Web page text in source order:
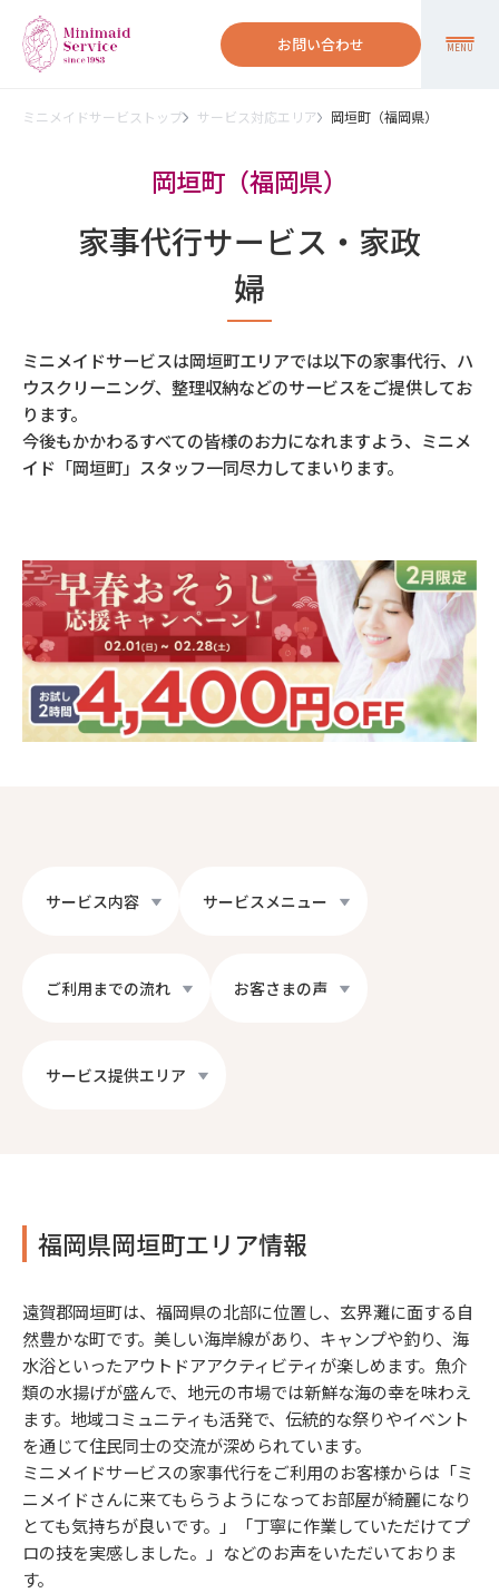
お問い合わせ MENU
ミニメイドサービストップ サービス対応エリア 岡垣町（福岡県）
岡垣町（福岡県）
家事代行サービス・家政
婦
ミニメイドサービスは岡垣町エリアでは以下の家事代行、ハ
ウスクリーニング、整理収納などのサービスをご提供してお
ります。
今後もかかわるすべての皆様のお力になれますよう、ミニメ
イド「岡垣町」スタッフ一同尽力してまいります。
サービス内容 サービスメニュー
ご利用までの流れ お客さまの声
サービス提供エリア
福岡県岡垣町エリア情報
遠賀郡岡垣町は、福岡県の北部に位置し、玄界灘に面する自
然豊かな町です。美しい海岸線があり、キャンプや釣り、海
水浴といったアウトドアアクティビティが楽しめます。魚介
類の水揚げが盛んで、地元の市場では新鮮な海の幸を味わえ
ます。地域コミュニティも活発で、伝統的な祭りやイベント
を通じて住民同士の交流が深められています。
ミニメイドサービスの家事代行をご利用のお客様からは「ミ
ニメイドさんに来てもらうようになってお部屋が綺麗になり
とても気持ちが良いです。」「丁寧に作業していただけてプ
ロの技を実感しました。」などのお声をいただいておりま
す。